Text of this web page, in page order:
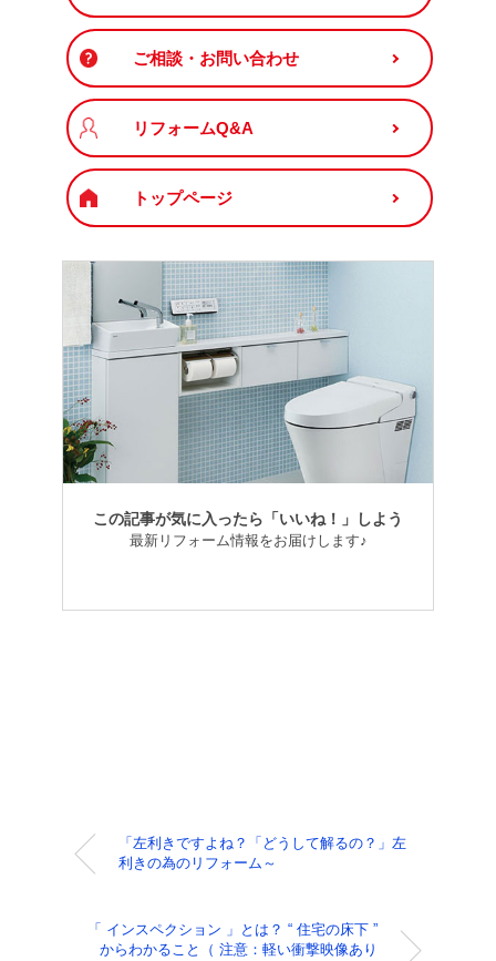
ご相談・お問い合わせ
リフォームQ&A
トップページ
この記事が気に入ったら「いいね！」しよう
最新リフォーム情報をお届けします♪
「左利きですよね？「どうして解るの？」左
利きの為のリフォーム～
「 インスペクション 」とは？ “ 住宅の床下 ”
からわかること（ 注意：軽い衝撃映像あり